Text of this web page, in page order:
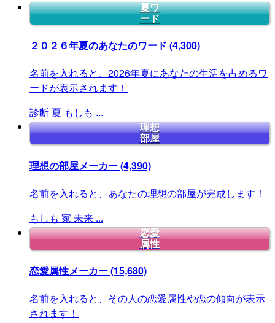
夏ワ
ード
２０２６年夏のあなたのワード (4,300)
名前を入れると、2026年夏にあなたの生活を占めるワ
ードが表示されます！
診断 夏 もしも ...
理想
部屋
理想の部屋メーカー(4,390)
名前を入れると、あなたの理想の部屋が完成します！
もしも 家 未来 ...
恋愛
属性
恋愛属性メーカー(15,680)
名前を入れると、その人の恋愛属性や恋の傾向が表示
されます！